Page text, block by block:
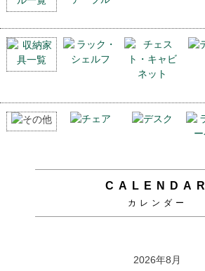
CALENDAR
カレンダー
2026年8月